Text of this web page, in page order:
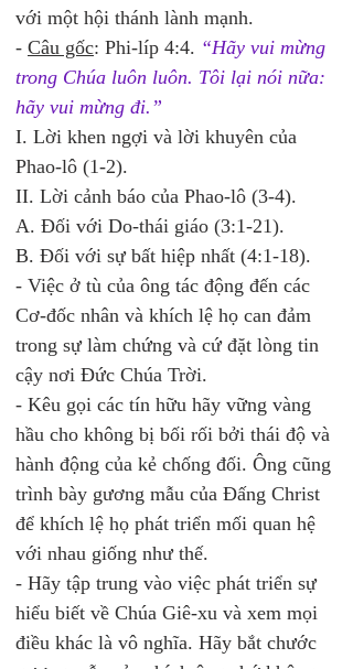
với một hội thánh lành mạnh.
- Câu gốc: Phi-líp 4:4. “Hãy vui mừng
trong Chúa luôn luôn. Tôi lại nói nữa:
hãy vui mừng đi.”
I. Lời khen ngợi và lời khuyên của
Phao-lô (1-2).
II. Lời cảnh báo của Phao-lô (3-4).
A. Đối với Do-thái giáo (3:1-21).
B. Đối với sự bất hiệp nhất (4:1-18).
- Việc ở tù của ông tác động đến các
Cơ-đốc nhân và khích lệ họ can đảm
trong sự làm chứng và cứ đặt lòng tin
cậy nơi Đức Chúa Trời.
- Kêu gọi các tín hữu hãy vững vàng
hầu cho không bị bối rối bởi thái độ và
hành động của kẻ chống đối. Ông cũng
trình bày gương mẫu của Đấng Christ
để khích lệ họ phát triển mối quan hệ
với nhau giống như thế.
- Hãy tập trung vào việc phát triển sự
hiểu biết về Chúa Giê-xu và xem mọi
điều khác là vô nghĩa. Hãy bắt chước